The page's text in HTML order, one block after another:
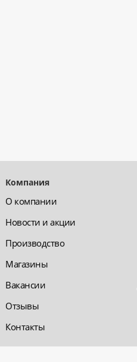
Компания
О компании
Новости и акции
Производство
Магазины
Вакансии
Отзывы
Контакты
Обратная связь